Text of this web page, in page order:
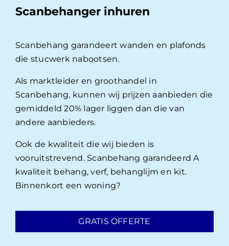
Scanbehanger inhuren
Scanbehang garandeert wanden en plafonds
die stucwerk nabootsen.
Als marktleider en groothandel in
Scanbehang, kunnen wij prijzen aanbieden die
gemiddeld 20% lager liggen dan die van
andere aanbieders.
Ook de kwaliteit die wij bieden is
vooruitstrevend. Scanbehang garandeerd A
kwaliteit behang, verf, behanglijm en kit.
Binnenkort een woning?
GRATIS OFFERTE